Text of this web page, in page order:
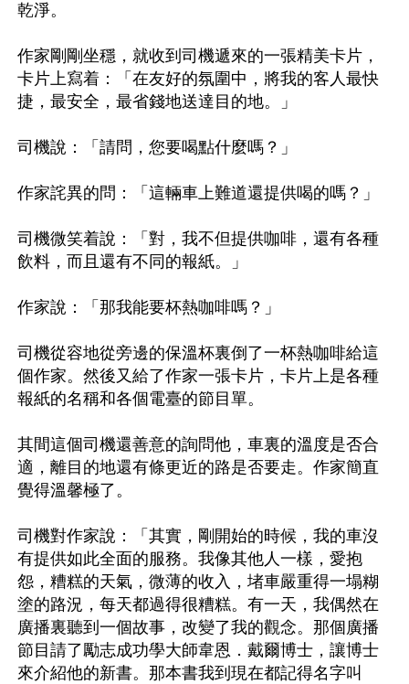
乾淨。
作家剛剛坐穩，就收到司機遞來的一張精美卡片，
卡片上寫着：「在友好的氛圍中，將我的客人最快
捷，最安全，最省錢地送達目的地。」
司機說：「請問，您要喝點什麼嗎？」
作家詫異的問：「這輛車上難道還提供喝的嗎？」
司機微笑着說：「對，我不但提供咖啡，還有各種
飲料，而且還有不同的報紙。」
作家說：「那我能要杯熱咖啡嗎？」
司機從容地從旁邊的保溫杯裏倒了一杯熱咖啡給這
個作家。然後又給了作家一張卡片，卡片上是各種
報紙的名稱和各個電臺的節目單。
其間這個司機還善意的詢問他，車裏的溫度是否合
適，離目的地還有條更近的路是否要走。作家簡直
覺得溫馨極了。
司機對作家說：「其實，剛開始的時候，我的車沒
有提供如此全面的服務。我像其他人一樣，愛抱
怨，糟糕的天氣，微薄的收入，堵車嚴重得一塌糊
塗的路況，每天都過得很糟糕。有一天，我偶然在
廣播裏聽到一個故事，改變了我的觀念。那個廣播
節目請了勵志成功學大師韋恩．戴爾博士，讓博士
來介紹他的新書。那本書我到現在都記得名字叫